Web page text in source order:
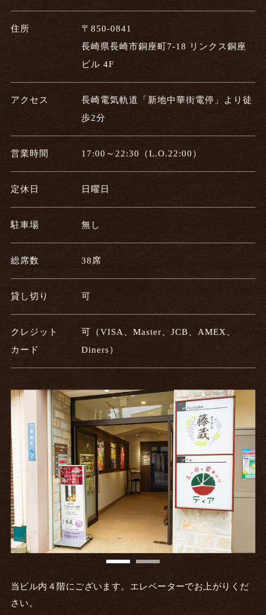
住所
〒850-0841
長崎県長崎市銅座町7-18 リンクス銅座
ビル 4F
アクセス
長崎電気軌道「新地中華街電停」より徒
歩2分
営業時間 17:00～22:30（L.O.22:00）
定休日 日曜日
駐車場 無し
総席数 38席
貸し切り 可
クレジット
カード
可（VISA、Master、JCB、AMEX、
Diners）
当ビル内４階にございます。エレベーターでお上がりくだ
さい。